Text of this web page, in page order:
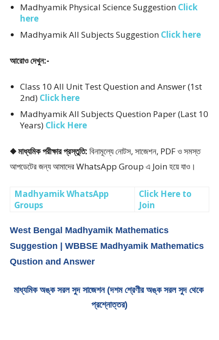
Madhyamik Physical Science Suggestion Click
here
Madhyamik All Subjects Suggestion Click here
আরোও দেখুন:-
Class 10 All Unit Test Question and Answer (1st
2nd) Click here
Madhyamik All Subjects Question Paper (Last 10
Years) Click Here
◆ মাধ্যমিক পরীক্ষার প্রস্তুতি: বিনামূল্যে নোটস, সাজেশন, PDF ও সমস্ত
আপডেটের জন্য আমাদের WhatsApp Group এ Join হয়ে যাও।
Madhyamik WhatsApp
Groups
Click Here to
Join
West Bengal Madhyamik Mathematics
Suggestion | WBBSE Madhyamik Mathematics
Qustion and Answer
মাধ্যমিক অঙ্ক সরল সুদ সাজেশন (দশম শ্রেণীর অঙ্ক সরল সুদ থেকে
প্রশ্নোত্তর)